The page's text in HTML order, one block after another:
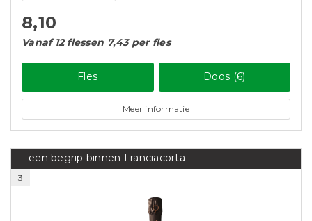
8,10
Vanaf 12 flessen 7,43 per fles
Fles Doos (6)
Meer informatie
een begrip binnen Franciacorta
3